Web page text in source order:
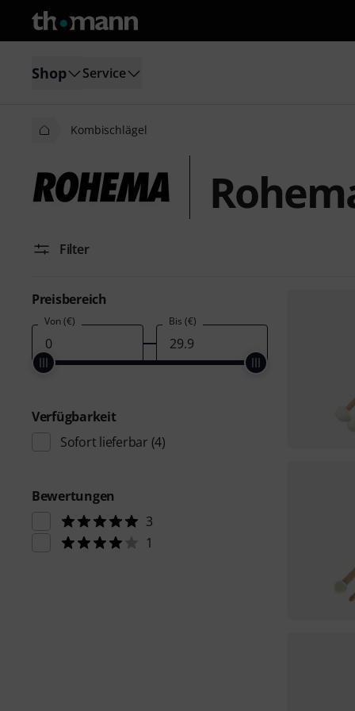
Shop Service
Kombischlägel
Filter
Preisbereich
Von (€) Bis (€)
Verfügbarkeit
Sofort lieferbar (4)
Bewertungen
3
1